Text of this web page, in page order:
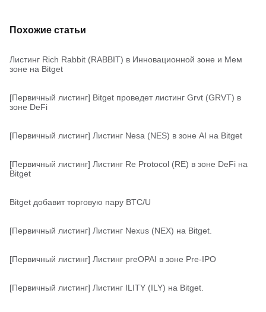
Похожие статьи
Листинг Rich Rabbit (RABBIT) в Инновационной зоне и Мем
зоне на Bitget
[Первичный листинг] Bitget проведет листинг Grvt (GRVT) в
зоне DeFi
[Первичный листинг] Листинг Nesa (NES) в зоне AI на Bitget
[Первичный листинг] Листинг Re Protocol (RE) в зоне DeFi на
Bitget
Bitget добавит торговую пару BTC/U
[Первичный листинг] Листинг Nexus (NEX) на Bitget.
[Первичный листинг] Листинг preOPAI в зоне Pre-IPO
[Первичный листинг] Листинг ILITY (ILY) на Bitget.